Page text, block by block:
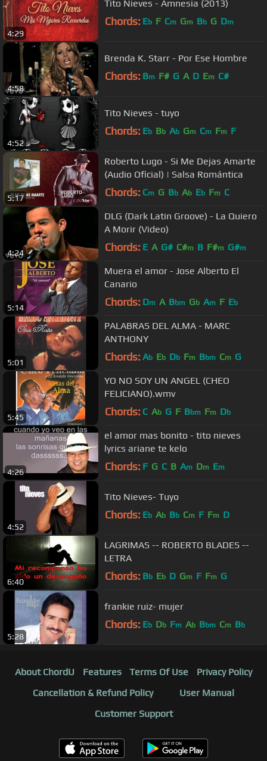
4:29
Tito Nieves - Amnesia (2013)
Chords: Eb F Cm Gm Bb G Dm
4:58
Brenda K. Starr - Por Ese Hombre
Chords: Bm F# G A D Em C#
4:52
Tito Nieves - tuyo
Chords: Eb Bb Ab Gm Cm Fm F
5:17
Roberto Lugo - Si Me Dejas Amarte
(Audio Oficial) | Salsa Romántica
Chords: Cm G Bb Ab Eb Fm C
4:24
DLG (Dark Latin Groove) - La Quiero
A Morir (Video)
Chords: E A G# C#m B F#m G#m
5:14
Muera el amor - Jose Alberto El
Canario
Chords: Dm A Bbm Gb Am F Eb
5:01
PALABRAS DEL ALMA - MARC
ANTHONY
Chords: Ab Eb Db Fm Bbm Cm G
5:45
YO NO SOY UN ANGEL (CHEO
FELICIANO).wmv
Chords: C Ab G F Bbm Fm Db
4:26
el amor mas bonito - tito nieves
lyrics ariane te kelo
Chords: F G C B Am Dm Em
4:52
Tito Nieves- Tuyo
Chords: Eb Ab Bb Cm F Fm D
6:40
LAGRIMAS -- ROBERTO BLADES --
LETRA
Chords: Bb Eb D Gm F Fm G
5:28
frankie ruiz- mujer
Chords: Eb Db Fm Ab Bbm Cm Bb
About ChordU Features Terms Of Use
Privacy Policy
Cancellation & Refund Policy
User Manual
Customer Support